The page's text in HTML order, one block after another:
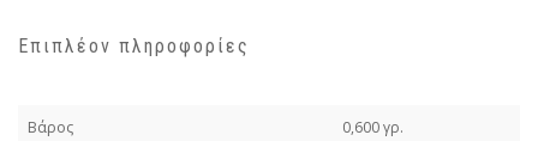
Επιπλέον πληροφορίες
Βάρος 0,600 γρ.